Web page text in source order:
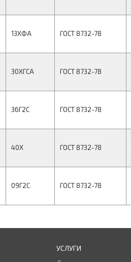
13ХФА ГОСТ 8732-78
30ХГСА ГОСТ 8732-78
36Г2С ГОСТ 8732-78
40Х ГОСТ 8732-78
09Г2С ГОСТ 8732-78
УСЛУГИ